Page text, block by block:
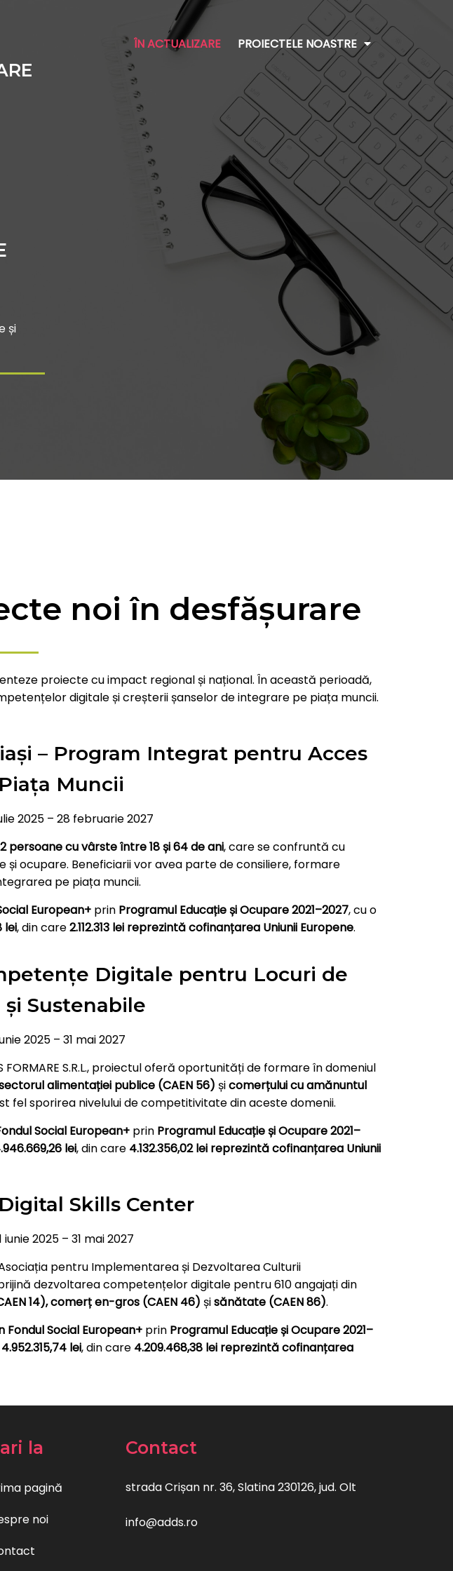
ÎN ACTUALIZARE PROIECTELE NOASTRE
și
noi în desfășurare
proiecte cu impact regional și național. În această perioadă,
digitale și creșterii șanselor de integrare pe piața muncii.
– Program Integrat pentru Acces
Muncii
2025 – 28 februarie 2027
persoane cu vârste între 18 și 64 de ani, care se confruntă cu
și ocupare. Beneficiarii vor avea parte de consiliere, formare
pe piața muncii.
European+ prin Programul Educație și Ocupare 2021–2027, cu o
lei, din care2.112.313 lei reprezintă cofinanțarea Uniunii Europene.
Digitale pentru Locuri de
Sustenabile
2025 – 31 mai 2027
S.R.L., proiectul oferă oportunități de formare în domeniul
alimentației publice (CAEN 56) șicomerțului cu amănuntul
fel sporirea nivelului de competitivitate din aceste domenii.
Social European+prin Programul Educație și Ocupare 2021–
lei, din care 4.132.356,02 lei reprezintă cofinanțarea Uniunii
Skills Center
iunie 2025 – 31 mai 2027
pentru Implementarea și Dezvoltarea Culturii
dezvoltarea competențelor digitale pentru 610 angajați din
14), comerț en-gros (CAEN 46) șisănătate (CAEN 86).
Social European+ prin Programul Educație și Ocupare 2021–
4.952.315,74 lei, din care 4.209.468,38 lei reprezintă cofinanțarea
la
pagină
noi
Contact
strada Crișan nr. 36, Slatina 230126, jud. Olt
info@adds.ro